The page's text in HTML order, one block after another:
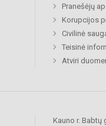
Pranešėjų
Korupcijos
Civilinė
Teisinė
Atviri
Kauno r. Babtų